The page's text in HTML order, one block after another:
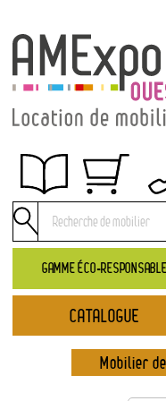
GAMME ÉCO-RESPONSABLE
Obtenir un devis
Conditions générales
Conditions de
Catalogue
→ Nouveautés
→ Gamme éco-
CATALOGUE
Mobilier de